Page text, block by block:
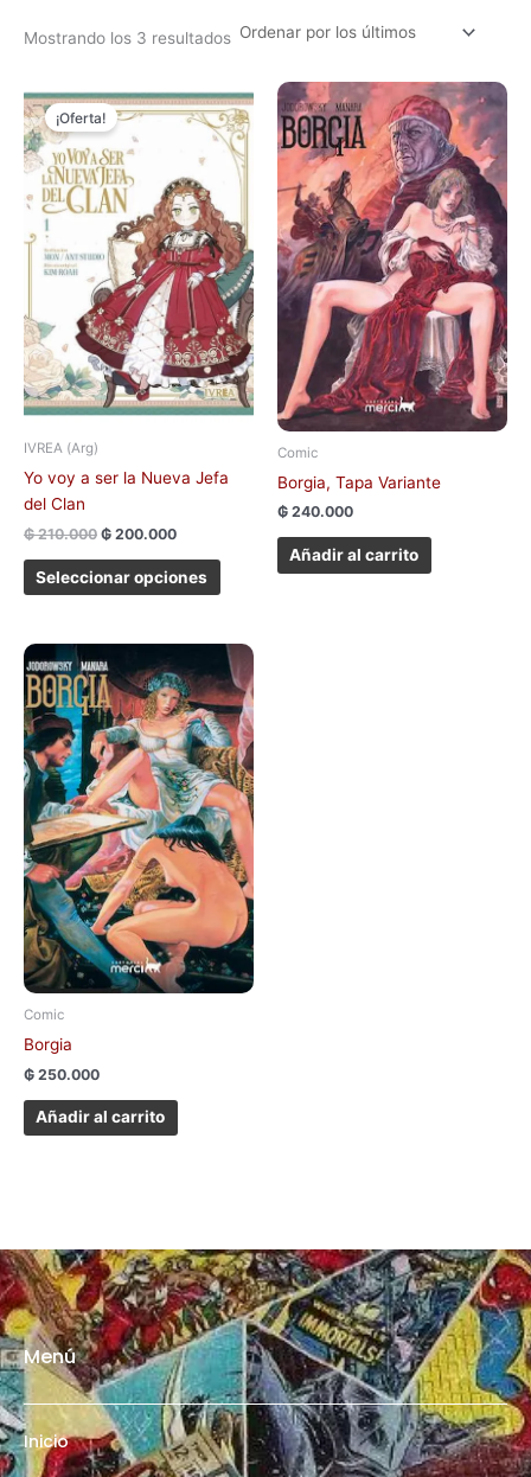
Mostrando los 3 resultados
¡Oferta!
IVREA (Arg)
Yo voy a ser la Nueva Jefa
del Clan
₲210.000
El
precio
original
era:
₲ 210.000.
₲ 200.000
El
precio
actual
₲ 200.000.
Seleccionar opciones
Este
producto
tiene
múltiples
variantes.
Las
opciones
se
pueden
elegir
en
la
página
productoComic
Borgia, Tapa Variante
₲ 240.000
Añadir al carrito
Comic
Borgia
₲ 250.000
Añadir al carrito
Menú
Inicio